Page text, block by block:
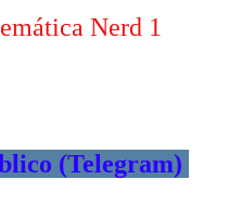
Nerd 1
(Telegram)